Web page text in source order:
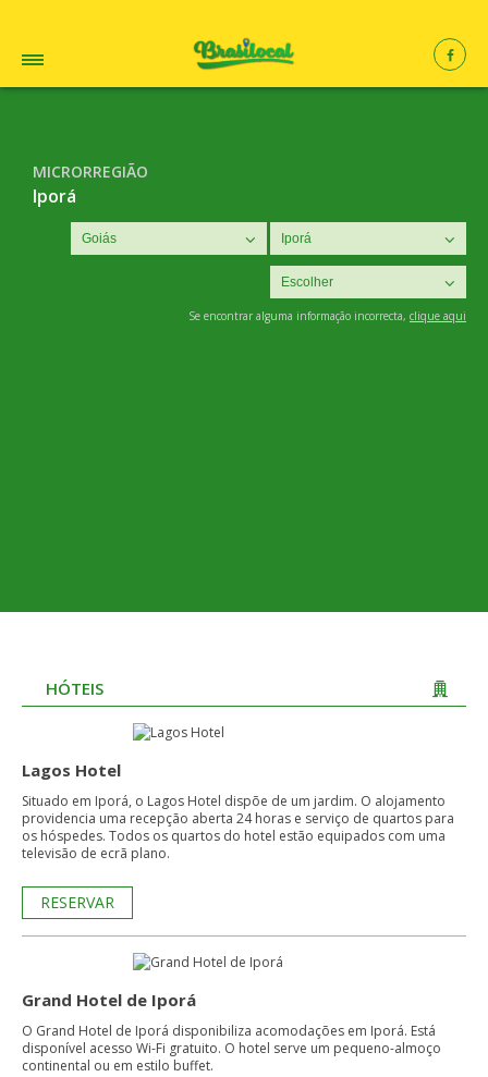
MICRORREGIÃO
Iporá
Se encontrar alguma informação incorrecta, clique aqui
HÓTEIS
Lagos Hotel
Situado em Iporá, o Lagos Hotel dispõe de um jardim. O alojamento
providencia uma recepção aberta 24 horas e serviço de quartos para
os hóspedes. Todos os quartos do hotel estão equipados com uma
televisão de ecrã plano.
RESERVAR
Grand Hotel de Iporá
O Grand Hotel de Iporá disponibiliza acomodações em Iporá. Está
disponível acesso Wi-Fi gratuito. O hotel serve um pequeno-almoço
continental ou em estilo buffet.